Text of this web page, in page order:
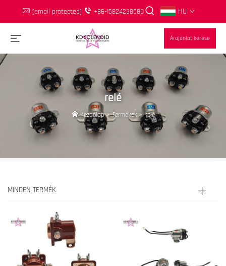
[email protected] +86-15824238580 HU
Árajánlat kérése
relé
Kezdőlap>Termékek>relé
MINDEN TERMÉK